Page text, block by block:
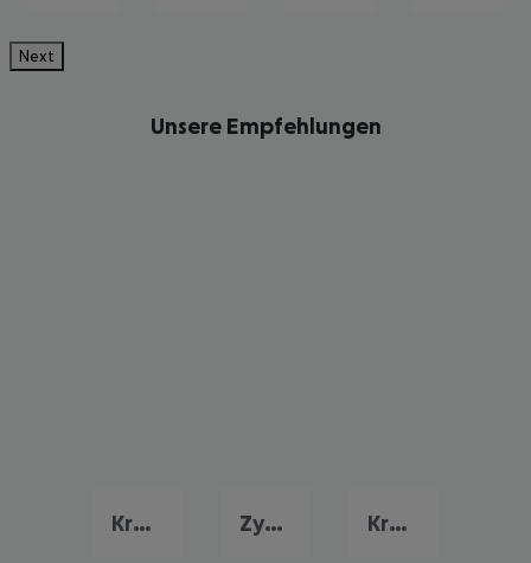
Next
Unsere Empfehlungen
Kreta Urlaub Zypern Urlaub Kroatien Urlaub